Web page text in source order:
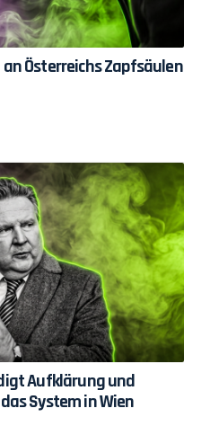
an Österreichs Zapfsäulen
Aufklärung und
System in Wien